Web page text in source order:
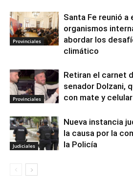
Provinciales
Santa Fe reunió a
organismos
abordar los
climático
Provinciales
Retiran el carnet
senador Dolzani,
con mate y
Judiciales
Nueva instancia
la causa por la
la Policía